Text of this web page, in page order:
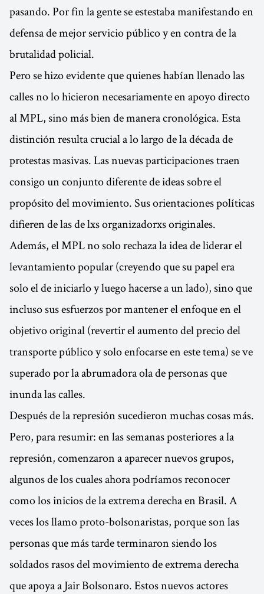
pasando. Por fin la gente se estestaba manifestando en
defensa de mejor servicio público y en contra de la
brutalidad policial.
Pero se hizo evidente que quienes habían llenado las
calles no lo hicieron necesariamente en apoyo directo
al MPL, sino más bien de manera cronológica. Esta
distinción resulta crucial a lo largo de la década de
protestas masivas. Las nuevas participaciones traen
consigo un conjunto diferente de ideas sobre el
propósito del movimiento. Sus orientaciones políticas
difieren de las de lxs organizadorxs originales.
Además, el MPL no solo rechaza la idea de liderar el
levantamiento popular (creyendo que su papel era
solo el de iniciarlo y luego hacerse a un lado), sino que
incluso sus esfuerzos por mantener el enfoque en el
objetivo original (revertir el aumento del precio del
transporte público y solo enfocarse en este tema) se ve
superado por la abrumadora ola de personas que
inunda las calles.
Después de la represión sucedieron muchas cosas más.
Pero, para resumir: en las semanas posteriores a la
represión, comenzaron a aparecer nuevos grupos,
algunos de los cuales ahora podríamos reconocer
como los inicios de la extrema derecha en Brasil. A
veces los llamo proto-bolsonaristas, porque son las
personas que más tarde terminaron siendo los
soldados rasos del movimiento de extrema derecha
que apoya a Jair Bolsonaro. Estos nuevos actores